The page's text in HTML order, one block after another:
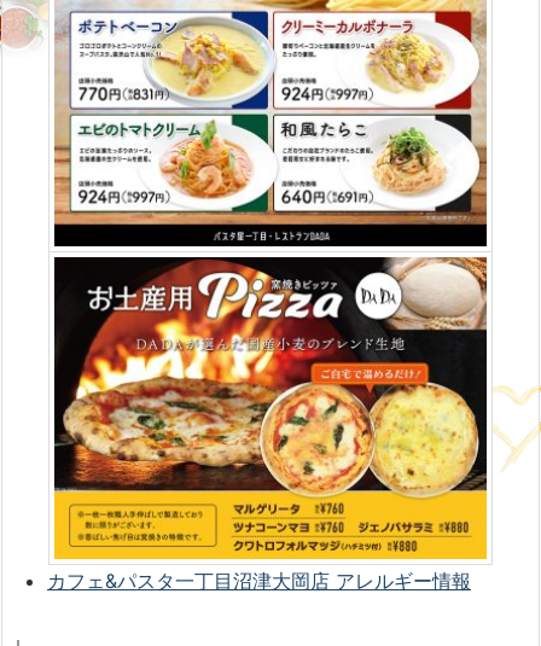
カフェ&パスタ一丁目沼津大岡店 アレルギー情報